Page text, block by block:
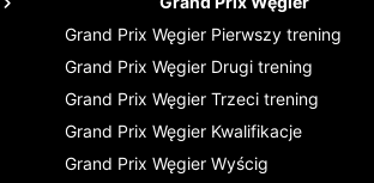
Grand Prix Węgier Pierwszy trening
Grand Prix Węgier Drugi trening
Grand Prix Węgier Trzeci trening
Grand Prix Węgier Kwalifikacje
Grand Prix Węgier Wyścig